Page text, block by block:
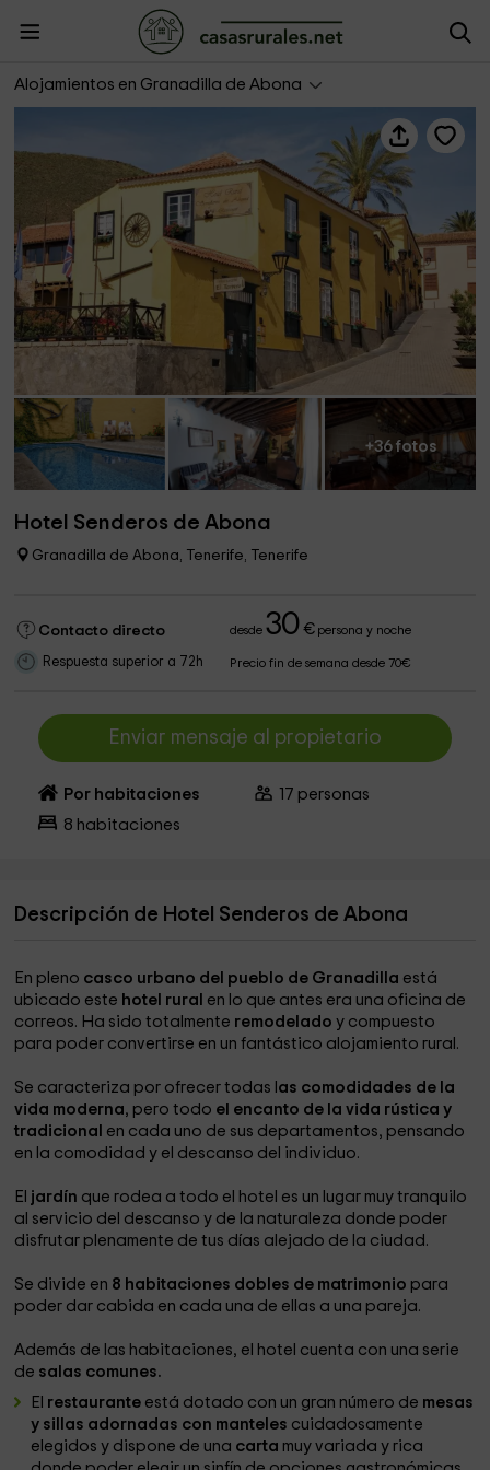
Alojamientos en Granadilla de Abona
Hotel Senderos de Abona
+36 fotos
Hotel Senderos de Abona
Granadilla de Abona, Tenerife, Tenerife
Contacto directo desde30 €persona y noche
Respuesta superior a 72h Precio fin de semana desde 70€
Enviar mensaje al propietario
Por habitaciones 17 personas
8 habitaciones
Descripción de Hotel Senderos de Abona
En pleno casco urbano del pueblo de Granadilla está
ubicado este hotel rural en lo que antes era una oficina de
correos. Ha sido totalmente remodelado y compuesto
para poder convertirse en un fantástico alojamiento rural.
Se caracteriza por ofrecer todas l as comodidades de la
vida moderna, pero todo el encanto de la vida rústica y
tradicional en cada uno de sus departamentos, pensando
en la comodidad y el descanso del individuo.
El jardín que rodea a todo el hotel es un lugar muy tranquilo
al servicio del descanso y de la naturaleza donde poder
disfrutar plenamente de tus días alejado de la ciudad.
Se divide en 8 habitaciones dobles de matrimonio para
poder dar cabida en cada una de ellas a una pareja.
Además de las habitaciones, el hotel cuenta con una serie
de salas comunes.
El restaurante está dotado con un gran número de mesas
y sillas adornadas con manteles cuidadosamente
elegidos y dispone de una carta muy variada y rica